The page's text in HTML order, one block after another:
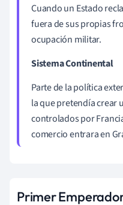
Cuando un Estado
fuera de sus propias
ocupación militar.
Sistema Continental
Parte de la política
la que pretendía crear
controlados por
comercio entrara en
Primer